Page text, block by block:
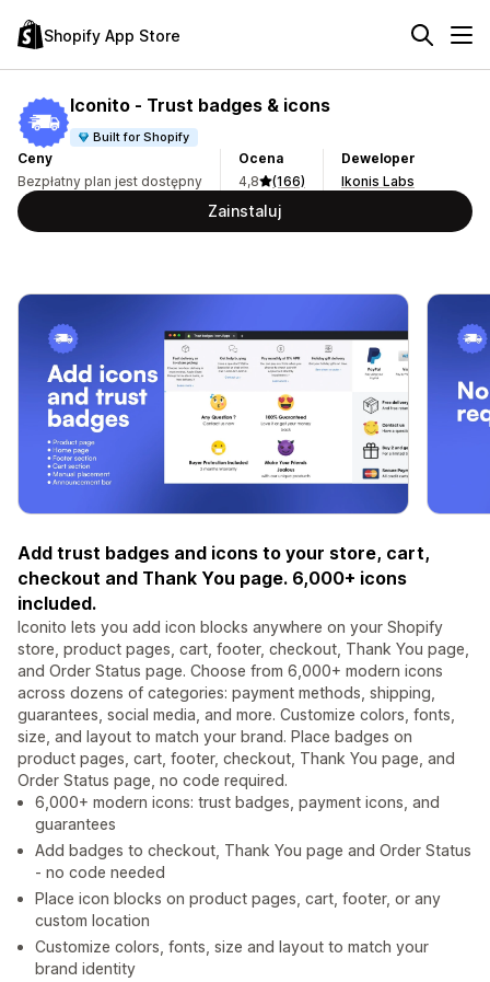
Shopify App Store
Iconito ‑ Trust badges & icons
Built for Shopify
Ceny
Bezpłatny plan jest dostępny
Ocena
4,8
(166)
Deweloper
Ikonis Labs
Zainstaluj
Add trust badges and icons to your store, cart,
checkout and Thank You page. 6,000+ icons
included.
Iconito lets you add icon blocks anywhere on your Shopify
store, product pages, cart, footer, checkout, Thank You page,
and Order Status page. Choose from 6,000+ modern icons
across dozens of categories: payment methods, shipping,
guarantees, social media, and more. Customize colors, fonts,
size, and layout to match your brand. Place badges on
product pages, cart, footer, checkout, Thank You page, and
Order Status page, no code required.
6,000+ modern icons: trust badges, payment icons, and
guarantees
Add badges to checkout, Thank You page and Order Status
- no code needed
Place icon blocks on product pages, cart, footer, or any
custom location
Customize colors, fonts, size and layout to match your
brand identity